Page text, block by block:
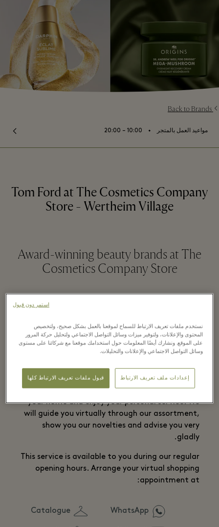
Back to Brands
مواعيد العمل بالمتجر ⬩
10:00 – 20:00
Tom Ford at The Cosmetics Company
Store - Wertheim Village
Award-winning beauty brands at The
Cosmetics Company Store
Shop from home
We are pleased to offer you an exclusive virtual
shopping experience! Shop from the comfort of
your home and enjoy your personal service. We
will guide you virtually through our assortment,
show you our novelties and advise you very
gladly.
This service is available to you during our regular
opening hours. Arrange your virtual shopping
appointment at:
WhatsApp
Catalogue
نستخدم ملفات تعريف الارتباط للسماح لموقعنا بالعمل بشكل صحيح، ولتخصيص
المحتوى والإعلانات، ولتوفير ميزات وسائل التواصل الاجتماعي ولتحليل حركة المرور
على الموقع. ونشارك أيضًا المعلومات حول استخدامك موقعنا مع شركائنا على مستوى
وسائل التواصل الاجتماعي والإعلانات والتحليلات.
إعدادات ملف تعريف الارتباط قبول ملفات تعريف الارتباط كلها
استمر دون قبول